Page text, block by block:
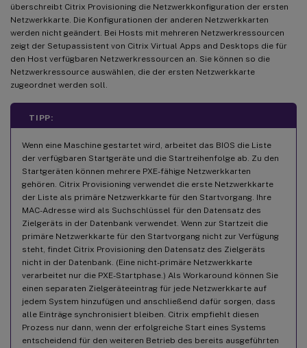
überschreibt Citrix Provisioning die Netzwerkkonfiguration der ersten
Netzwerkkarte. Die Konfigurationen der anderen Netzwerkkarten
werden nicht geändert. Bei Hosts mit mehreren Netzwerkressourcen
zeigt der Setupassistent von Citrix Virtual Apps and Desktops die für
den Host verfügbaren Netzwerkressourcen an. Sie können so die
Netzwerkressource auswählen, die der ersten Netzwerkkarte
zugeordnet werden soll.
TIPP:
Wenn eine Maschine gestartet wird, arbeitet das BIOS die Liste
der verfügbaren Startgeräte und die Startreihenfolge ab. Zu den
Startgeräten können mehrere PXE-fähige Netzwerkkarten
gehören. Citrix Provisioning verwendet die erste Netzwerkkarte
der Liste als primäre Netzwerkkarte für den Startvorgang. Ihre
MAC-Adresse wird als Suchschlüssel für den Datensatz des
Zielgeräts in der Datenbank verwendet. Wenn zur Startzeit die
primäre Netzwerkkarte für den Startvorgang nicht zur Verfügung
steht, findet Citrix Provisioning den Datensatz des Zielgeräts
nicht in der Datenbank. (Eine nicht-primäre Netzwerkkarte
verarbeitet nur die PXE-Startphase.) Als Workaround können Sie
einen separaten Zielgeräteeintrag für jede Netzwerkkarte auf
jedem System hinzufügen und anschließend dafür sorgen, dass
alle Einträge synchronisiert bleiben. Citrix empfiehlt diesen
Prozess nur dann, wenn der erfolgreiche Start eines Systems
entscheidend für den weiteren Betrieb des bereits ausgeführten